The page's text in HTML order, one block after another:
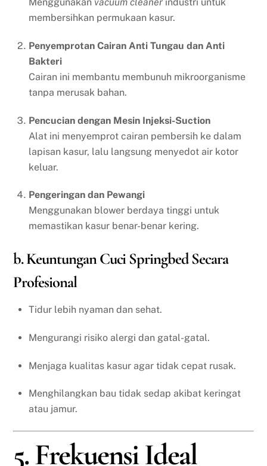
membersihkan permukaan kasur.
Penyemprotan Cairan Anti Tungau dan Anti
Bakteri
Cairan ini membantu membunuh mikroorganisme
tanpa merusak bahan.
Pencucian dengan Mesin Injeksi-Suction
Alat ini menyemprot cairan pembersih ke dalam
lapisan kasur, lalu langsung menyedot air kotor
keluar.
Pengeringan dan Pewangi
Menggunakan blower berdaya tinggi untuk
memastikan kasur benar-benar kering.
b. Keuntungan Cuci Springbed Secara
Profesional
Tidur lebih nyaman dan sehat.
Mengurangi risiko alergi dan gatal-gatal.
Menjaga kualitas kasur agar tidak cepat rusak.
Menghilangkan bau tidak sedap akibat keringat
atau jamur.
5. Frekuensi Ideal